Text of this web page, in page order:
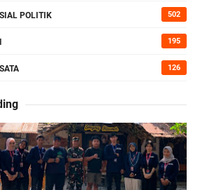
Bumi
di
POLITIK 502
195
126